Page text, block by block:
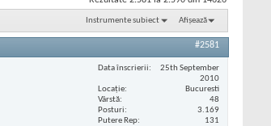
Instrumente subiect Afișează
#2581
Data înscrierii
25th September
2010
Locaţie
Bucuresti
Vârstă
48
Posturi
3.169
Putere Rep
131